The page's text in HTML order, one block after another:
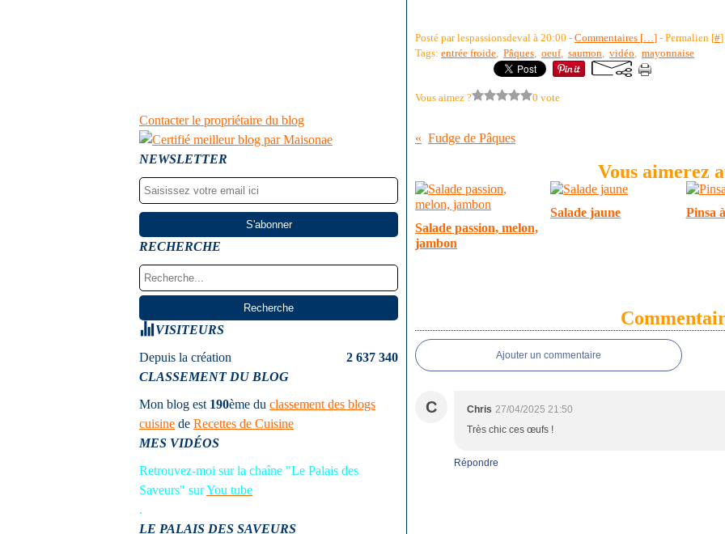
Contacter le propriétaire du blog
NEWSLETTER
RECHERCHE
VISITEURS
Depuis la création
2 637 340
CLASSEMENT DU BLOG
Mon blog est 190ème du classement des blogs
cuisine de Recettes de Cuisine
MES VIDÉOS
Retrouvez-moi sur la chaîne "Le Palais des
Saveurs" surYou tube
.
LE PALAIS DES SAVEURS
Posté par lespassionsdeval à 20:00 - Commentaires [ ] - Permalien [#]
Tags: entrée froide Pâques oeuf, saumon vidéo mayonnaise
Vous aimez ? 0 vote
Fudge de Pâques
Vous aimerez
Salade passion, melon,
jambon
Salade jaune Pinsa
Ajouter un commentaire
C Chris 27/04/2025 21:50
Très chic ces œufs !
Répondre